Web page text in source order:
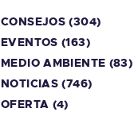
CONSEJOS (304)
EVENTOS (163)
MEDIO AMBIENTE (83)
NOTICIAS (746)
OFERTA (4)